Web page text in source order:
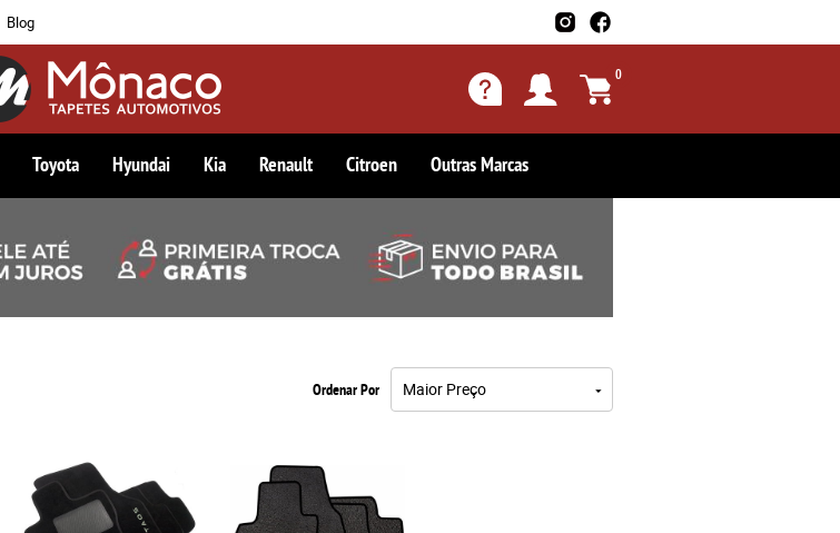
Blog
0
Toyota Hyundai Kia Renault Citroen Outras Marcas
Ordenar Por Maior Preço